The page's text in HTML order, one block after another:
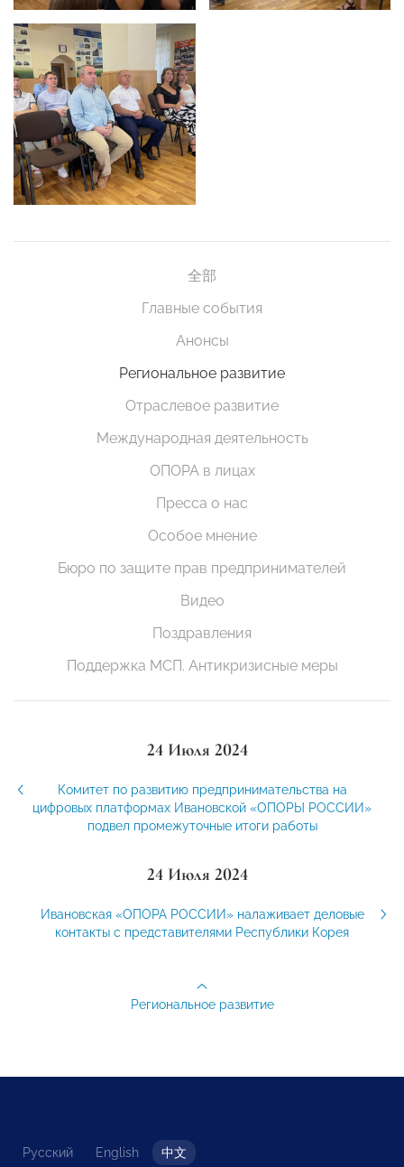
全部
Главные события
Анонсы
Региональное развитие
Отраслевое развитие
Международная деятельность
ОПОРА в лицах
Пресса о нас
Особое мнение
Бюро по защите прав предпринимателей
Видео
Поздравления
Поддержка МСП. Антикризисные меры
24 Июля 2024
Комитет по развитию предпринимательства на
цифровых платформах Ивановской «ОПОРЫ РОССИИ»
подвел промежуточные итоги работы
24 Июля 2024
Ивановская «ОПОРА РОССИИ» налаживает деловые
контакты с представителями Республики Корея
Региональное развитие
Русский English 中文